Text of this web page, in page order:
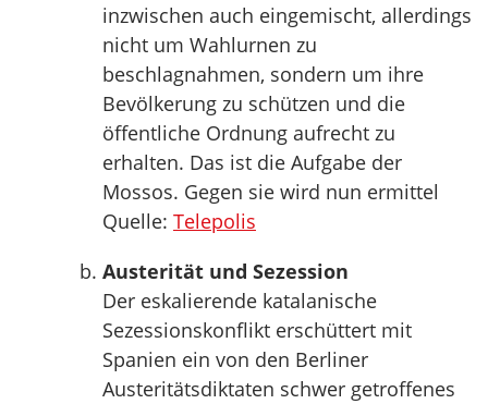
inzwischen auch eingemischt, allerdings
nicht um Wahlurnen zu
beschlagnahmen, sondern um ihre
Bevölkerung zu schützen und die
öffentliche Ordnung aufrecht zu
erhalten. Das ist die Aufgabe der
Mossos. Gegen sie wird nun ermittel
Quelle: Telepolis
Austerität und Sezession
Der eskalierende katalanische
Sezessionskonflikt erschüttert mit
Spanien ein von den Berliner
Austeritätsdiktaten schwer getroffenes